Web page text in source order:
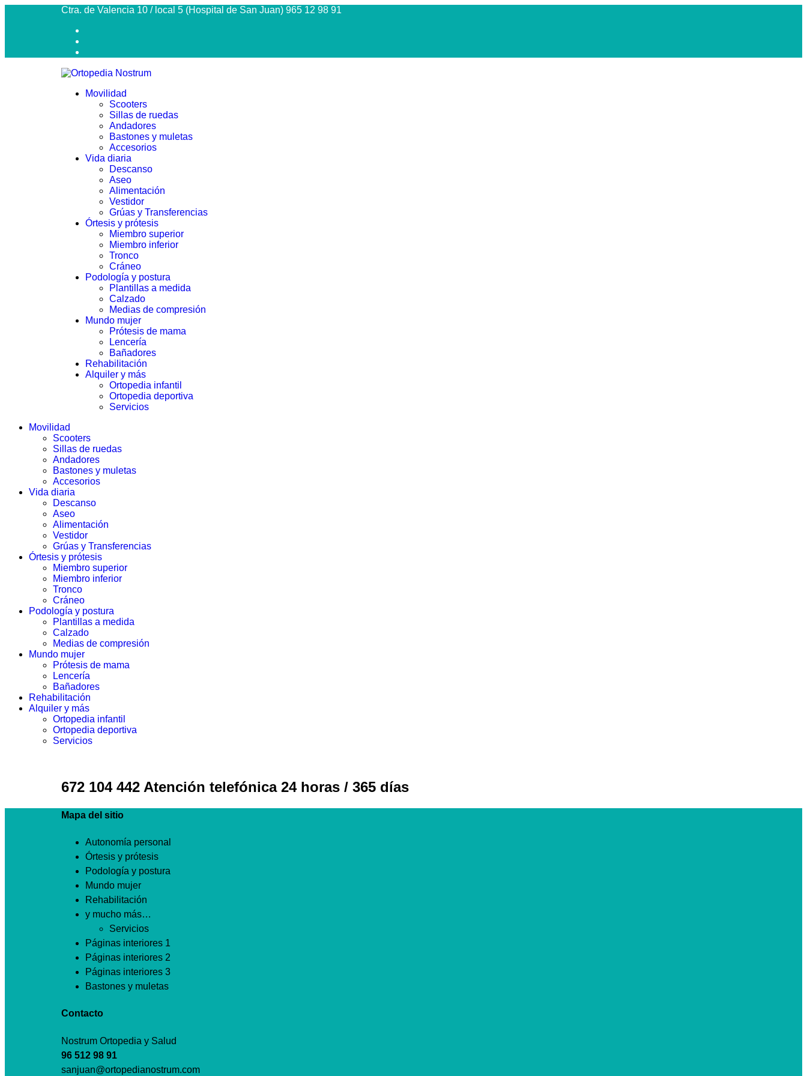
Ctra. de Valencia 10 / local 5 (Hospital de San Juan) 965 12 98 91
Movilidad
Scooters
Sillas de ruedas
Andadores
Bastones y muletas
Accesorios
Vida diaria
Descanso
Aseo
Alimentación
Vestidor
Grúas y Transferencias
Órtesis y prótesis
Miembro superior
Miembro inferior
Tronco
Cráneo
Podología y postura
Plantillas a medida
Calzado
Medias de compresión
Mundo mujer
Prótesis de mama
Lencería
Bañadores
Rehabilitación
Alquiler y más
Ortopedia infantil
Ortopedia deportiva
Servicios
Movilidad
Scooters
Sillas de ruedas
Andadores
Bastones y muletas
Accesorios
Vida diaria
Descanso
Aseo
Alimentación
Vestidor
Grúas y Transferencias
Órtesis y prótesis
Miembro superior
Miembro inferior
Tronco
Cráneo
Podología y postura
Plantillas a medida
Calzado
Medias de compresión
Mundo mujer
Prótesis de mama
Lencería
Bañadores
Rehabilitación
Alquiler y más
Ortopedia infantil
Ortopedia deportiva
Servicios
672 104 442 Atención telefónica 24 horas / 365 días
Mapa del sitio
Autonomía personal
Órtesis y prótesis
Podología y postura
Mundo mujer
Rehabilitación
y mucho más…
Servicios
Páginas interiores 1
Páginas interiores 2
Páginas interiores 3
Bastones y muletas
Contacto
Nostrum Ortopedia y Salud
96 512 98 91
sanjuan@ortopedianostrum.com